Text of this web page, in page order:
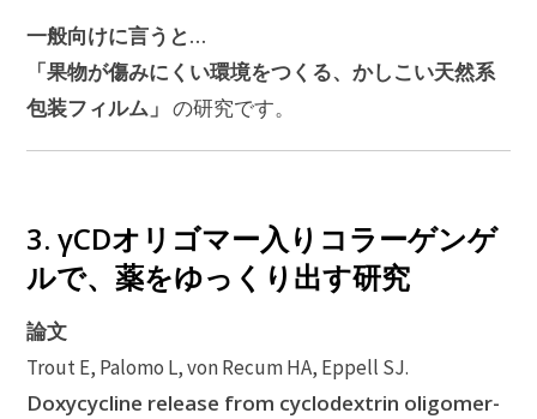
一般向けに言うと…
「果物が傷みにくい環境をつくる、かしこい天然系
包装フィルム」 の研究です。
3. γCDオリゴマー入りコラーゲンゲ
ルで、薬をゆっくり出す研究
論文
Trout E, Palomo L, von Recum HA, Eppell SJ.
Doxycycline release from cyclodextrin oligomer-